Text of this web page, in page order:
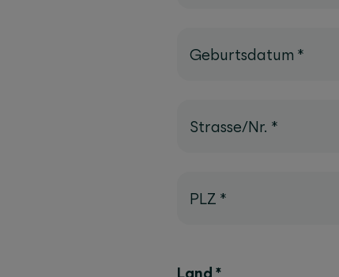
Geburtsdatum *
Strasse/Nr. *
PLZ *
Land *